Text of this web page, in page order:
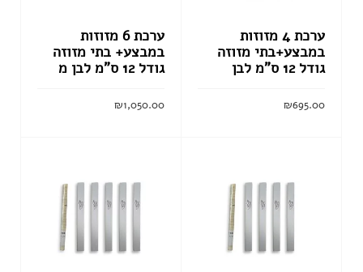
ערכת 6 מזוזות
במבצע+ בתי מזוזה
גודל 12 ס”מ לבן מ
₪1,050.00
ערכת 4 מזוזות
במבצע+בתי מזוזה
גודל 12 ס”מ לבן
₪695.00